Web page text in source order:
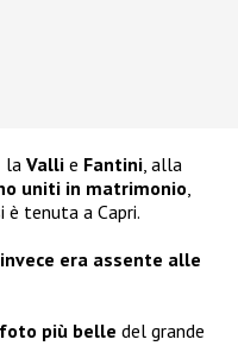
la Valli e Fantini , alla
uniti in matrimonio
è tenuta a Capri.
era assente alle
più belle del grande